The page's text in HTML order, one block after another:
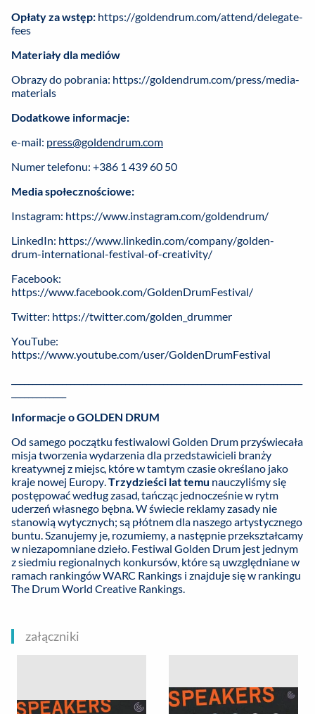
Opłaty za wstęp: https://goldendrum.com/attend/delegate-
fees
Materiały dla mediów
Obrazy do pobrania: https://goldendrum.com/press/media-
materials
Dodatkowe informacje:
e-mail: press@goldendrum.com
Numer telefonu: +386 1 439 60 50
Media społecznościowe:
Instagram: https://www.instagram.com/goldendrum/
LinkedIn: https://www.linkedin.com/company/golden-
drum-international-festival-of-creativity/
Facebook:
https://www.facebook.com/GoldenDrumFestival/
Twitter: https://twitter.com/golden_drummer
YouTube:
https://www.youtube.com/user/GoldenDrumFestival
Informacje o GOLDEN DRUM
Od samego początku festiwalowi Golden Drum przyświecała
misja tworzenia wydarzenia dla przedstawicieli branży
kreatywnej z miejsc, które w tamtym czasie określano jako
kraje nowej Europy.Trzydzieści lat temu nauczyliśmy się
postępować według zasad, tańcząc jednocześnie w rytm
uderzeń własnego bębna. W świecie reklamy zasady nie
stanowią wytycznych; są płótnem dla naszego artystycznego
buntu. Szanujemy je, rozumiemy, a następnie przekształcamy
w niezapomniane dzieło. Festiwal Golden Drum jest jednym
z siedmiu regionalnych konkursów, które są uwzględniane w
ramach rankingów WARC Rankings i znajduje się w rankingu
The Drum World Creative Rankings.
załączniki